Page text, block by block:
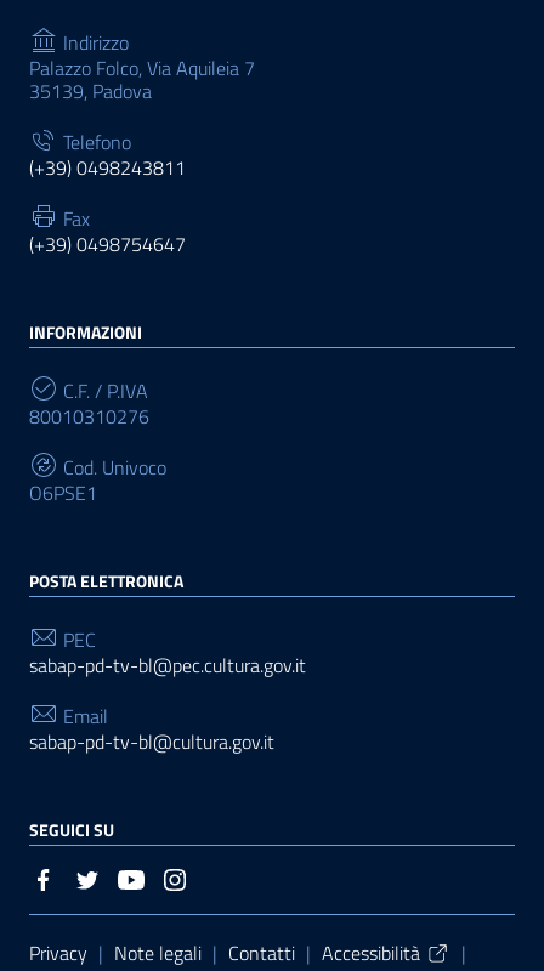
Indirizzo
Palazzo Folco, Via Aquileia 7
35139, Padova
Telefono
(+39) 0498243811
Fax
(+39) 0498754647
INFORMAZIONI
C.F. / P.IVA
80010310276
Cod. Univoco
O6PSE1
POSTA ELETTRONICA
PEC
sabap-pd-tv-bl@pec.cultura.gov.it
Email
sabap-pd-tv-bl@cultura.gov.it
SEGUICI SU
Sezione Link Utili
Privacy | Note legali | Contatti | Accessibilità |